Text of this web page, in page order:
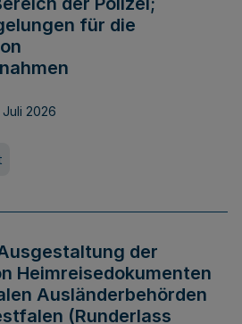
für die
2026
der
Heimreisedokumenten
Ausländerbehörden
(Runderlass